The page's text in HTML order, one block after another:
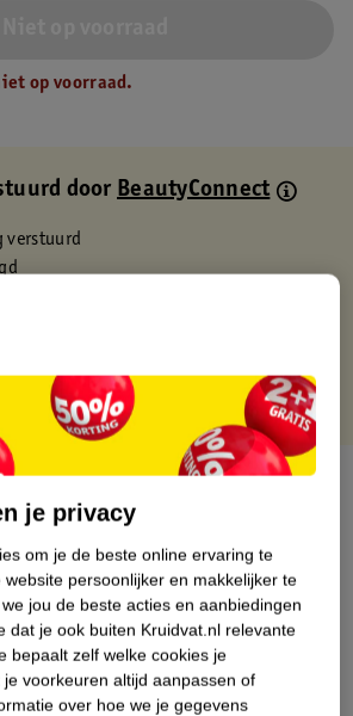
op voorraad.
doorBeautyConnect
verstuurd
Kruidvat kaart
Dit product heeft (nog) geen Nature
Impact Score.
Meer informatie
je privacy
om je de beste online ervaring te
persoonlijker en makkelijker te
jou de beste acties en aanbiedingen
dat je ook buiten Kruidvat.nl relevante
bepaalt zelf welke cookies je
je voorkeuren altijd aanpassen of
over hoe we je gegevens